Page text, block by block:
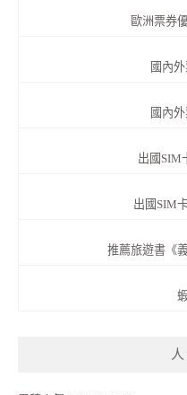
歐洲票券
國內
國內
出國SIM
出國SIM
推薦旅遊書《